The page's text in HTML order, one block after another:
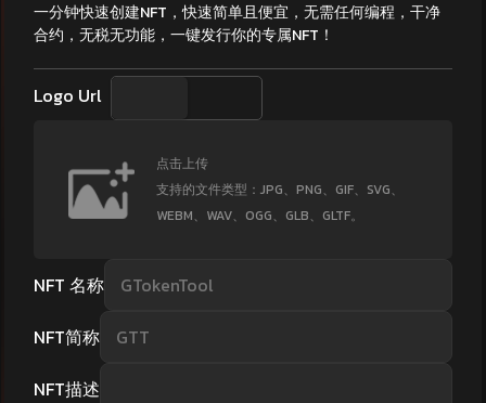
一分钟快速创建NFT，快速简单且便宜，无需任何编程，干净
合约，无税无功能，一键发行你的专属NFT！
Logo Url
点击上传
支持的文件类型：JPG、PNG、GIF、SVG、
WEBM、WAV、OGG、GLB、GLTF。
NFT名称
NFT简称
NFT描述